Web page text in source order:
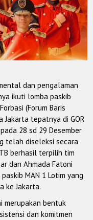
dan pengalaman
ikuti lomba paskib
(Forum Baris
Jakarta tepatnya di GOR
28 sd 29 Desember
telah diseleksi secara
berhasil terpilih tim
dan Ahmada Fatoni
MAN 1 Lotim yang
ke Jakarta.
merupakan bentuk
dan komitmen